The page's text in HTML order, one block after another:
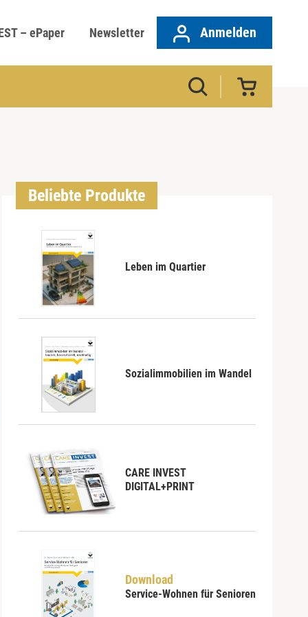
– ePaper Newsletter Anmelden
Beliebte Produkte
Leben im Quartier
Sozialimmobilien im Wandel
CARE INVEST
DIGITAL+PRINT
Download
Service-Wohnen für Senioren